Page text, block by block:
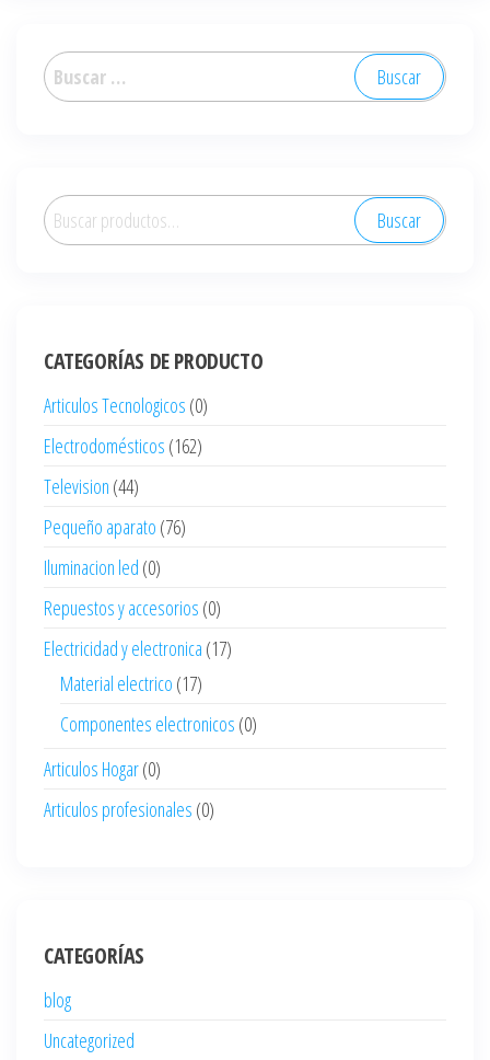
Buscar:
Buscar
por:
Buscar
CATEGORÍAS DE PRODUCTO
Articulos Tecnologicos (0)
Electrodomésticos (162)
Television (44)
Pequeño aparato (76)
Iluminacion led (0)
Repuestos y accesorios (0)
Electricidad y electronica (17)
Material electrico (17)
Componentes electronicos (0)
Articulos Hogar(0)
Articulos profesionales (0)
CATEGORÍAS
blog
Uncategorized